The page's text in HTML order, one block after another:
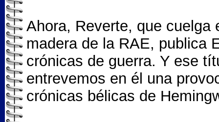
Ahora, Reverte, que cuelga
madera de la RAE, publica
crónicas de guerra. Y ese
entrevemos en él una
crónicas bélicas de